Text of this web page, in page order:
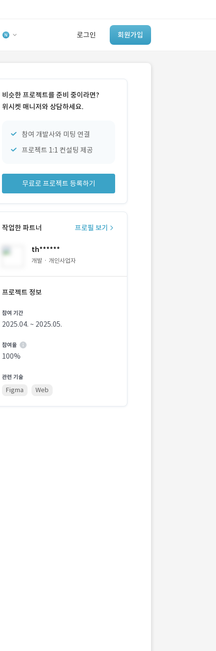
로그인 회원가입
‘이런 거’ 만들어본
개발 회사 있어?
비슷한 프로젝트를 준비 중이라면?
위시켓 매니저와 상담하세요.
참여 개발사와 미팅 연결
프로젝트 1:1 컨설팅 제공
무료로 프로젝트 등록하기
작업한 파트너 프로필 보기
th******
개발 · 개인사업자
프로젝트 정보
참여 기간
2025.04. ~ 2025.05.
참여율
100%
관련 기술
Figma Web